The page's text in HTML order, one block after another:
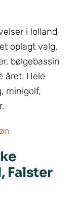
i lolland
oplagt valg.
bølgebassin
året. Hele
minigolf,
Falster